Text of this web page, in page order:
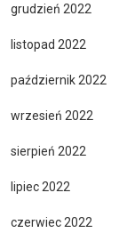
grudzień 2022
listopad 2022
październik 2022
wrzesień 2022
sierpień 2022
lipiec 2022
czerwiec 2022